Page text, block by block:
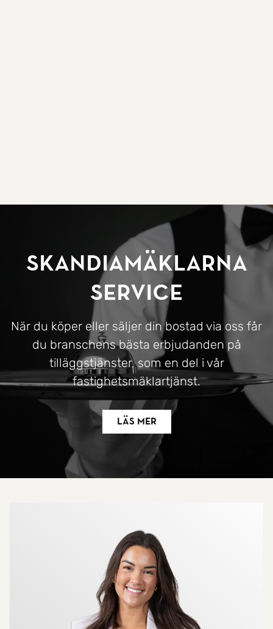
SkandiaMäklarna
Service
När du köper eller säljer din bostad via oss får
du branschens bästa erbjudanden på
tilläggstjänster, som en del i vår
fastighetsmäklartjänst.
Läs mer